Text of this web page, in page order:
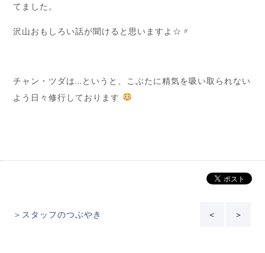
てました。
沢山おもしろい話が聞けると思いますよ☆〃
チャン・ツダは…というと、こぶたに精気を吸い取られない
よう日々修行しております
＞スタッフのつぶやき ＜ ＞